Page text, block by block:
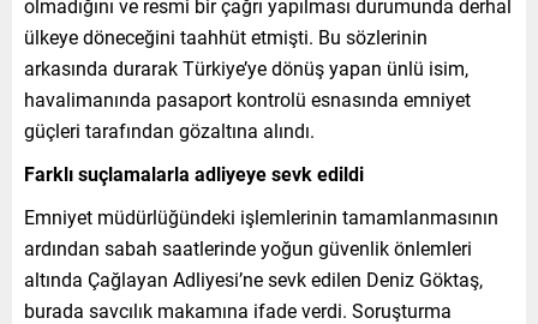
ülkeye döneceğini taahhüt etmişti. Bu sözlerinin
arkasında durarak Türkiye’ye dönüş yapan ünlü isim,
havalimanında pasaport kontrolü esnasında emniyet
güçleri tarafından gözaltına alındı.
Farklı suçlamalarla adliyeye sevk edildi
Emniyet müdürlüğündeki işlemlerinin tamamlanmasının
ardından sabah saatlerinde yoğun güvenlik önlemleri
altında Çağlayan Adliyesi’ne sevk edilen Deniz Göktaş,
burada savcılık makamına ifade verdi. Soruşturma